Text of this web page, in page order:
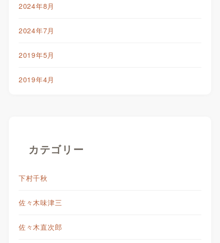
2024年8月
2024年7月
2019年5月
2019年4月
カテゴリー
下村千秋
佐々木味津三
佐々木直次郎